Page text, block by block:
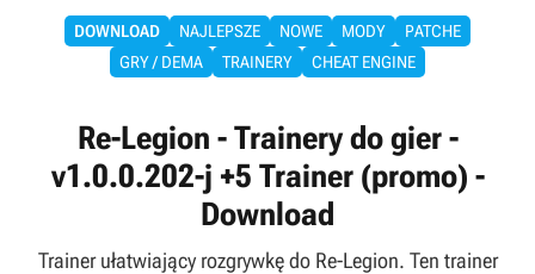
DOWNLOAD NAJLEPSZE NOWE MODY
PATCHE
GRY / DEMA
TRAINERY CHEAT ENGINE
Re-Legion - Trainery do gier -
v1.0.0.202-j +5 Trainer (promo) -
Download
Trainer ułatwiający rozgrywkę do Re-Legion. Ten trainer